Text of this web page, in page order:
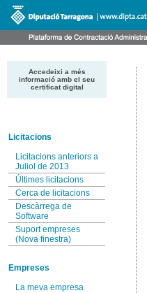
Accedeixi a més
informació amb el seu
certificat digital
Licitacions
Licitacions anteriors a
Juliol de 2013
Últimes licitacions
Cerca de licitacions
Descàrrega de
Software
Suport empreses
(Nova finestra)
Empreses
La meva empresa